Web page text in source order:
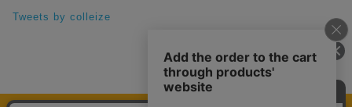
Tweets by colleize